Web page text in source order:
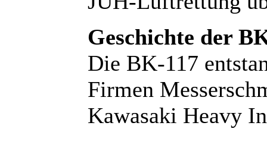
Geschichte der
Die BK-117
Firmen
Kawasaki Heavy